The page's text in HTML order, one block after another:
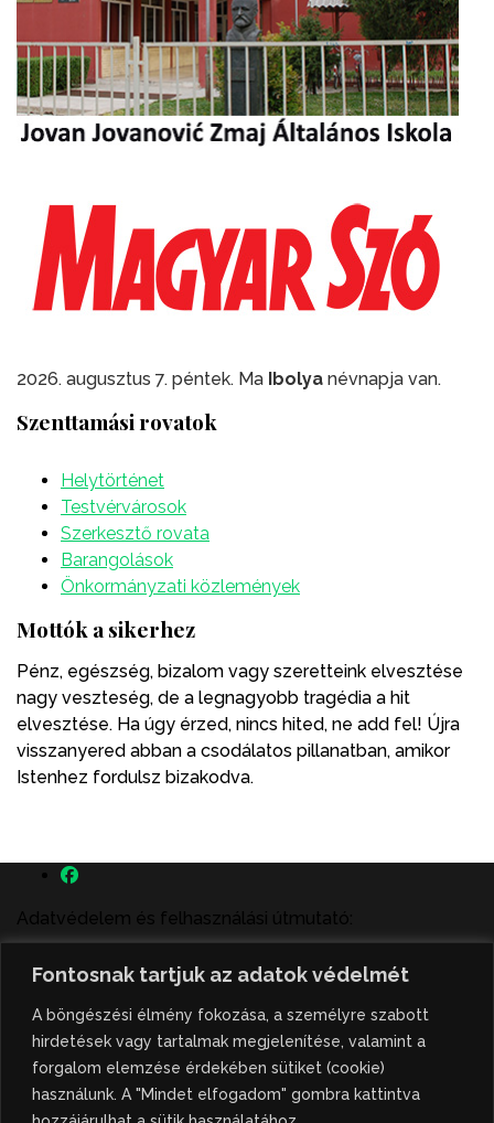
Fontosnak tartjuk az adatok védelmét
A böngészési élmény fokozása, a személyre szabott
hirdetések vagy tartalmak megjelenítése, valamint a
forgalom elemzése érdekében sütiket (cookie)
használunk. A "Mindet elfogadom" gombra kattintva
2026. augusztus 7. péntek. Ma Ibolya névnapja van.
Szenttamási rovatok
Helytörténet
Testvérvárosok
Szerkesztő rovata
Barangolások
Önkormányzati közlemények
Mottók a sikerhez
Pénz, egészség, bizalom vagy szeretteink elvesztése
nagy veszteség, de a legnagyobb tragédia a hit
elvesztése. Ha úgy érzed, nincs hited, ne add fel! Újra
visszanyered abban a csodálatos pillanatban, amikor
Istenhez fordulsz bizakodva.
Adatvédelem és felhasználási útmutató:
A szenttamás.rs magyar nyelvű internetes hírportálon
megjelenő szerzői írások, a híranyag és minden egyéb
tartalom a portált működtető Gion Nándor Kulturális
Központ szellemi tulajdonát képezik, amely szellemi
tulajdont a nemzetközi és szerbiai törvények védik. A
jogosulatlan felhasználás büntető- és polgári jogi